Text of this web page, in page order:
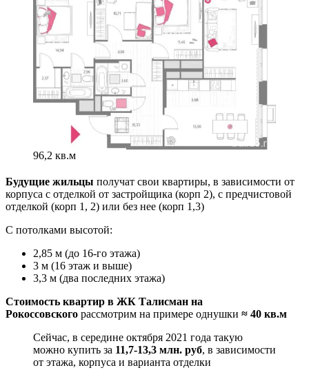
96,2 кв.м
Будущие жильцы получат свои квартиры, в зависимости от
корпуса с отделкой от застройщика (корп 2), с предчистовой
отделкой (корп 1, 2) или без нее (корп 1,3)
С потолками высотой:
2,85 м (до 16-го этажа)
3 м (16 этаж и выше)
3,3 м (два последних этажа)
Стоимость квартир в ЖК Талисман на
Рокоссовского рассмотрим на примере однушки ≈ 40 кв.м
Сейчас, в середине октября 2021 года такую
можно купить за 11,7-13,3 млн. руб, в зависимости
от этажа, корпуса и варианта отделки